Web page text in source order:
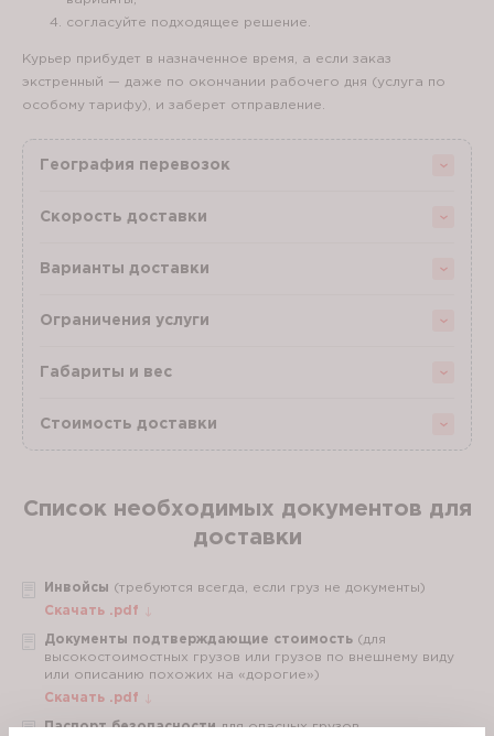
согласуйте подходящее решение.
Курьер прибудет в назначенное время, а если заказ
экстренный — даже по окончании рабочего дня (услуга по
особому тарифу), и заберет отправление.
География перевозок
Скорость доставки
Варианты доставки
Ограничения услуги
Габариты и вес
Стоимость доставки
Список необходимых документов для
доставки
Инвойсы (требуются всегда, если груз не документы)
Скачать .pdf
Документы подтверждающие стоимость (для
высокостоимостных грузов или грузов по внешнему виду
или описанию похожих на «дорогие»)
Скачать .pdf
Паспорт безопасностидля опасных грузов